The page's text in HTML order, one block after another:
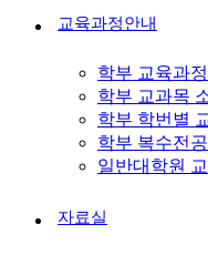
교육과정안내
학부 교육과
학부 교과목
학부 학번별
학부 복수전
일반대학원
자료실